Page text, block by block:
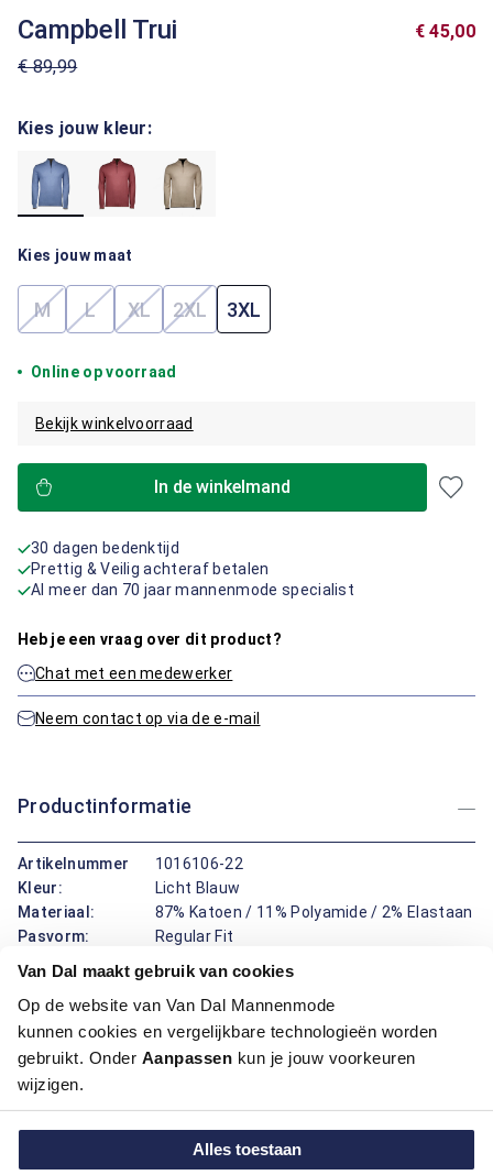
Van Dal maakt gebruik van cookies
Op de website van Van Dal Mannenmode
kunnen cookies en vergelijkbare technologieën worden
gebruikt. Onder Aanpassen kun je jouw voorkeuren
wijzigen.
Alles toestaan
Campbell Trui
€ 89,99
€ 45,00
Kies jouw kleur:
Kies jouw maat
M(Deze optie is momenteel niet beschikbaar.)
L(Deze optie is momenteel niet beschikbaar.)
XL(Deze optie is momenteel niet beschikbaar.)
2XL(Deze optie is momenteel niet
3XL
Online op voorraad
Bekijk winkelvoorraad
In de winkelmand
30 dagen bedenktijd
Prettig & Veilig achteraf betalen
Al meer dan 70 jaar mannenmode specialist
Heb je een vraag over dit product?
Chat met een medewerker
Neem contact op via de e-mail
Productinformatie
Artikelnummer
1016106-22
Kleur:
Licht Blauw
Materiaal:
87% Katoen / 11% Polyamide / 2% Elastaan
Pasvorm:
Regular Fit
Deze trui van Campbell biedt een regular fit pasvorm met een
laag opstaande boord, ideaal voor dagelijks comfort. Gemaakt
van katoen, polyamide en elastaan, biedt deze trui een
perfecte balans tussen zachtheid, flexibiliteit en
duurzaamheid. De combinatie van materialen zorgt voor een
comfortabele en ademende ervaring, ideaal voor elk seizoen.
Of je nu een wandeling maakt of thuis ontspant: deze trui